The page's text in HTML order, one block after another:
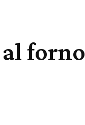
al forno